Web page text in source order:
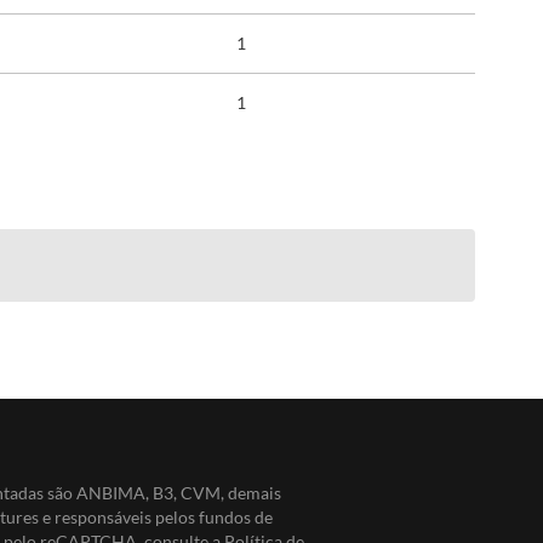
1
1
são ANBIMA, B3, CVM, demais
e responsáveis pelos fundos de